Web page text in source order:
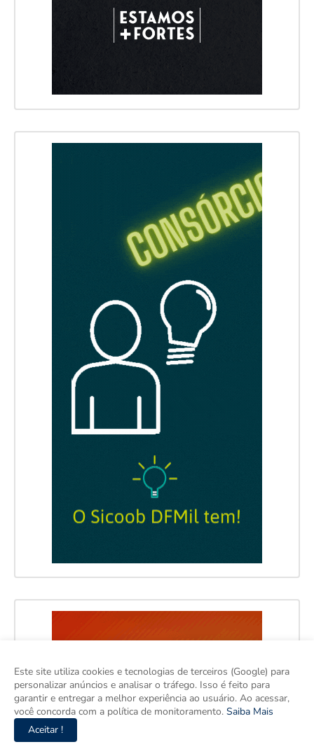
Este site utiliza cookies e tecnologias de terceiros (Google) para
personalizar anúncios e analisar o tráfego. Isso é feito para
garantir e entregar a melhor experiência ao usuário. Ao acessar,
você concorda com a política de monitoramento. Saiba Mais
Aceitar !